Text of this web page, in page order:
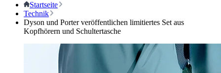
Startseite
Technik
Dyson und Porter veröffentlichen limitiertes Set aus
Kopfhörern und Schultertasche